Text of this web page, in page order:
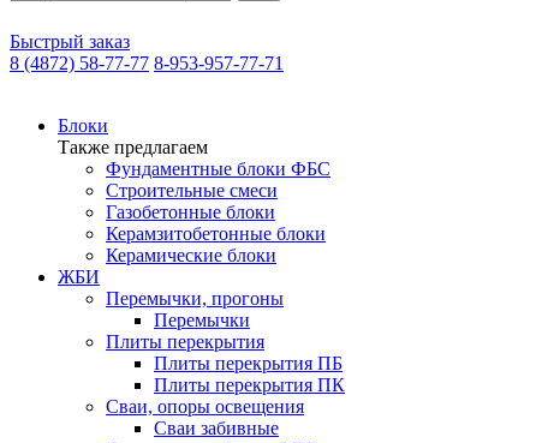
Быстрый заказ
8 (4872) 58-77-77 8-953-957-77-71
Блоки
Также предлагаем
Фундаментные блоки ФБС
Строительные смеси
Газобетонные блоки
Керамзитобетонные блоки
Керамические блоки
ЖБИ
Перемычки, прогоны
Перемычки
Плиты перекрытия
Плиты перекрытия ПБ
Плиты перекрытия ПК
Сваи, опоры освещения
Сваи забивные